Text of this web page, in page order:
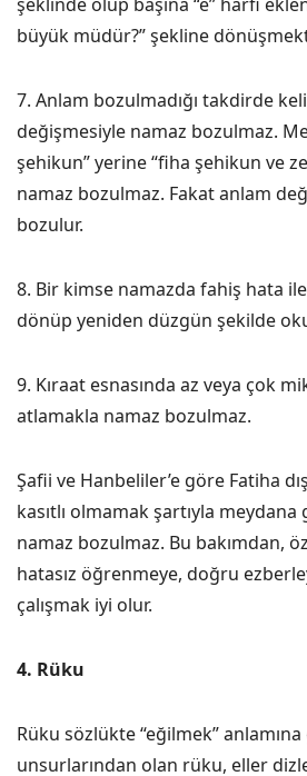
büyük müdür?” şekline
7. Anlam bozulmadığı takdirde
değişmesiyle namaz bozulmaz.
şehikun” yerine “fiha şehikun ve
namaz bozulmaz. Fakat anlam
bozulur.
8. Bir kimse namazda fahiş hata
dönüp yeniden düzgün şekilde
9. Kıraat esnasında az veya çok
atlamakla namaz bozulmaz.
Şafii ve Hanbeliler’e göre Fatiha
kasıtlı olmamak şartıyla
namaz bozulmaz. Bu bakımdan,
hatasız öğrenmeye, doğru
çalışmak iyi olur.
4. Rüku
Rüku sözlükte “eğilmek” anlamına
unsurlarından olan rüku, eller